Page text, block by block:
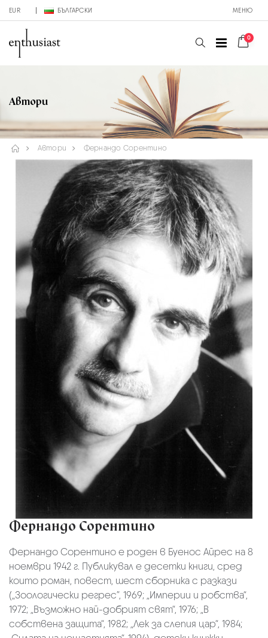
EUR БЪЛГАРСКИ МЕНЮ
0
Автори
Автори Фернандо Сорентино
Фернандо Сорентино
Фернандо Сорентино е роден в Буенос Айрес на 8
ноември 1942 г. Публикувал е десетки книги, сред
които роман, повест, шест сборника с разкази
(„Зоологически регрес”, 1969; „Империи и робства“,
1972; „Възможно най-добрият свят“, 1976; „В
собствена защита“, 1982; „Лек за слепия цар“, 1984;